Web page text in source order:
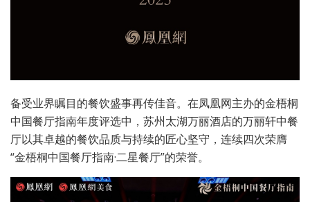
备受业界瞩目的餐饮盛事再传佳音。在凤凰网主办的金梧桐
中国餐厅指南年度评选中，苏州太湖万丽酒店的万丽轩中餐
厅以其卓越的餐饮品质与持续的匠心坚守，连续四次荣膺
“金梧桐中国餐厅指南·二星餐厅”的荣誉。